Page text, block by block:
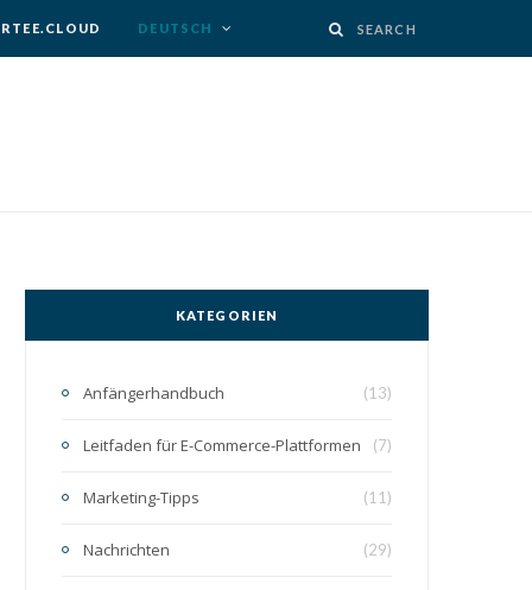
DEUTSCH
KATEGORIEN
Anfängerhandbuch (13)
Leitfaden für E-Commerce-Plattformen (7)
Marketing-Tipps (11)
Nachrichten (29)